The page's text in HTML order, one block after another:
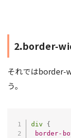
2.border-
それではborder-
う。
div
{
border-